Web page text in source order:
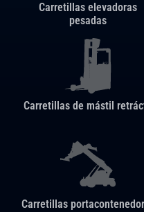
Carretillas elevadoras
pesadas
Carretillas de mástil
Carretillas